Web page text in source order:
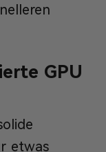
GPU
etwas